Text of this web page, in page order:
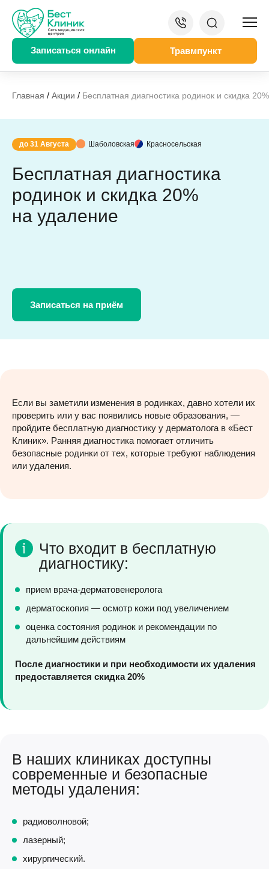
Записаться онлайн Травмпункт
Главная / Акции / Бесплатная диагностика родинок и скидка
до 31 Августа Шаболовская Красносельская
Бесплатная диагностика
родинок и скидка 20%
на удаление
Записаться на приём
Если вы заметили изменения в родинках, давно хотели их
проверить или у вас появились новые образования, —
пройдите бесплатную диагностику у дерматолога в «Бест
Клиник». Ранняя диагностика помогает отличить
безопасные родинки от тех, которые требуют наблюдения
или удаления.
Что входит в бесплатную
диагностику:
прием врача-дерматовенеролога
дерматоскопия — осмотр кожи под увеличением
оценка состояния родинок и рекомендации по
дальнейшим действиям
После диагностики и при необходимости их удаления
предоставляется скидка 20%
В наших клиниках доступны
современные и безопасные
методы удаления:
радиоволновой;
лазерный;
хирургический.